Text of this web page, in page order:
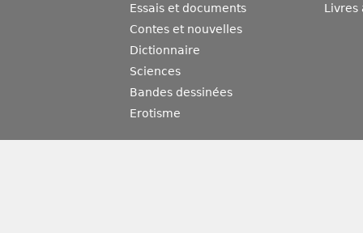
Essais et documents
Contes et nouvelles
Dictionnaire
Sciences
Bandes dessinées
Erotisme
Livres